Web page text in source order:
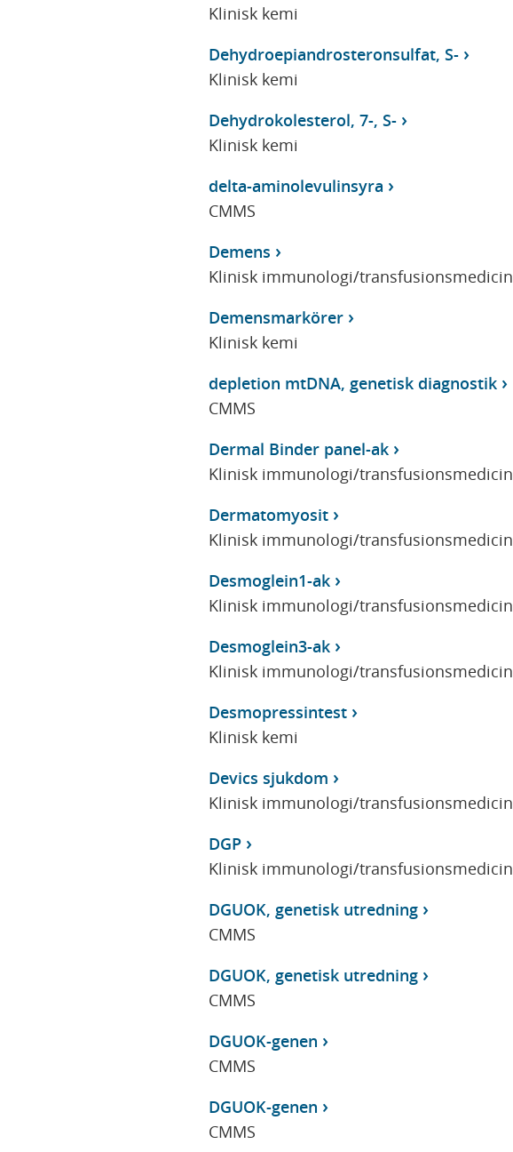
Klinisk kemi
Dehydroepiandrosteronsulfat, S-
Klinisk kemi
Dehydrokolesterol, 7-, S-
Klinisk kemi
delta-aminolevulinsyra
CMMS
Demens
Klinisk immunologi/transfusionsmedicin
Demensmarkörer
Klinisk kemi
depletion mtDNA, genetisk diagnostik
CMMS
Dermal Binder panel-ak
Klinisk immunologi/transfusionsmedicin
Dermatomyosit
Klinisk immunologi/transfusionsmedicin
Desmoglein1-ak
Klinisk immunologi/transfusionsmedicin
Desmoglein3-ak
Klinisk immunologi/transfusionsmedicin
Desmopressintest
Klinisk kemi
Devics sjukdom
Klinisk immunologi/transfusionsmedicin
DGP
Klinisk immunologi/transfusionsmedicin
DGUOK, genetisk utredning
CMMS
DGUOK, genetisk utredning
CMMS
DGUOK-genen
CMMS
DGUOK-genen
CMMS